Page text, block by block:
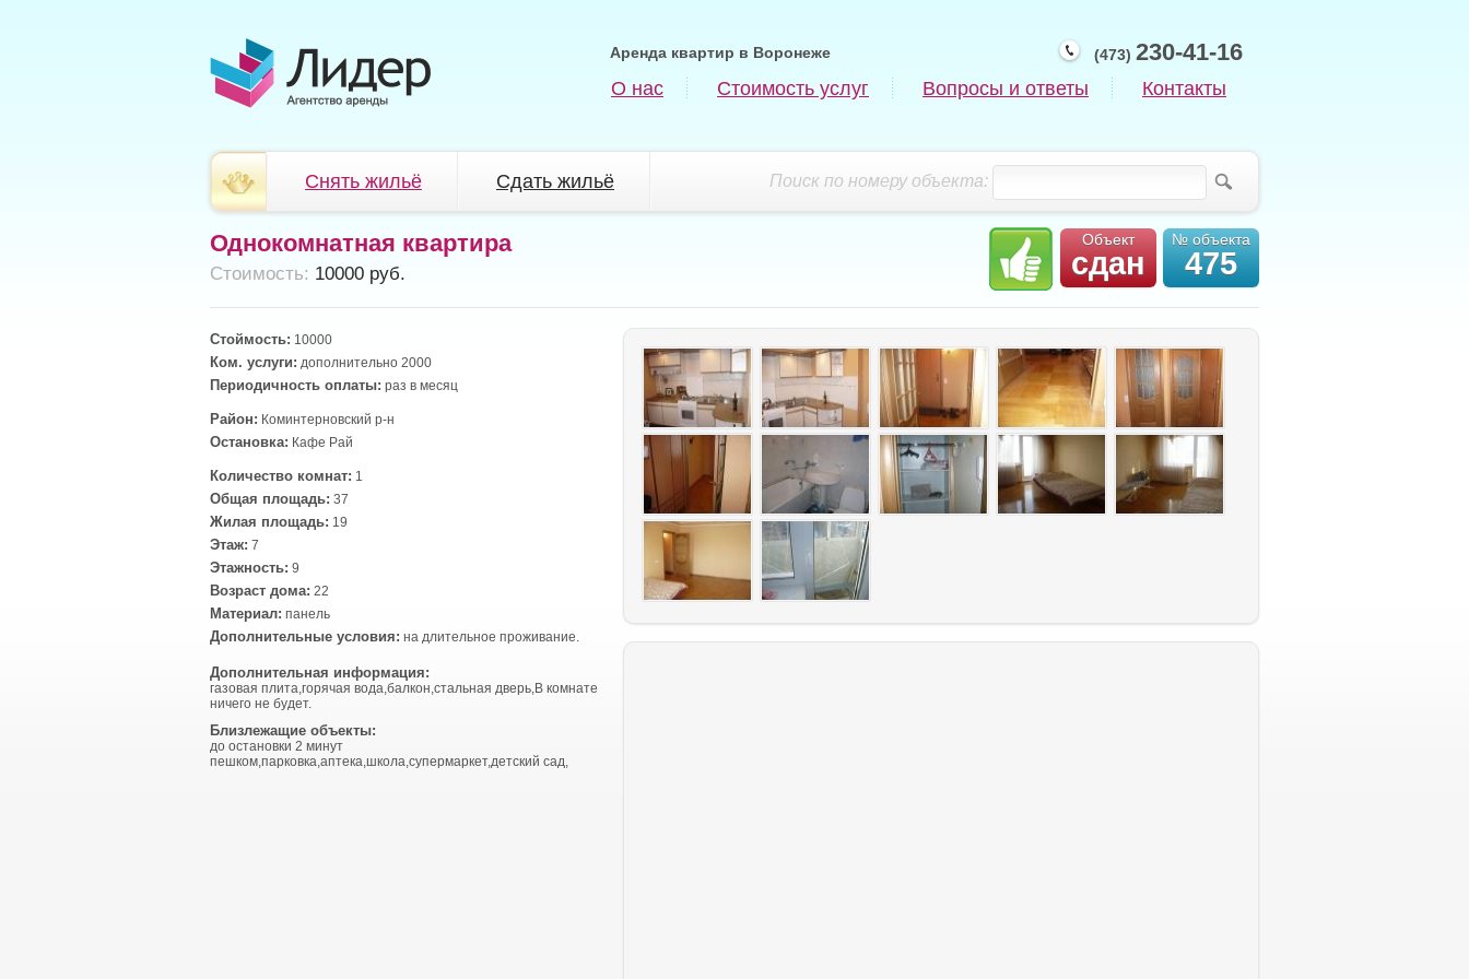
(473) 230-41-16
Аренда квартир в Воронеже
О нас Стоимость услуг Вопросы и ответы Контакты
Поиск по номеру объекта:
Снять жильё Сдать жильё
Объект
сдан
№ объекта
475
Однокомнатная квартира
Cтоимость: 10000 руб.
Стоймость: 10000
Ком. услуги: дополнительно 2000
Периодичность оплаты: раз в месяц
Район: Коминтерновский р-н
Остановка: Кафе Рай
Количество комнат: 1
Общая площадь: 37
Жилая площадь: 19
Этаж: 7
Этажность: 9
Возраст дома: 22
Материал: панель
Дополнительные условия: на длительное проживание.
Дополнительная информация:
газовая плита,горячая вода,балкон,стальная дверь,В комнате
ничего не будет.
Близлежащие объекты:
до остановки 2 минут
пешком,парковка,аптека,школа,супермаркет,детский сад,